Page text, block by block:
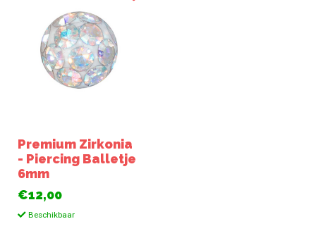
Premium Zirkonia
- Piercing Balletje
6mm
€12,00
Beschikbaar